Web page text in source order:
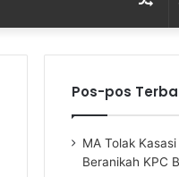
Pos-pos
MA Tolak
Beranikah KPC